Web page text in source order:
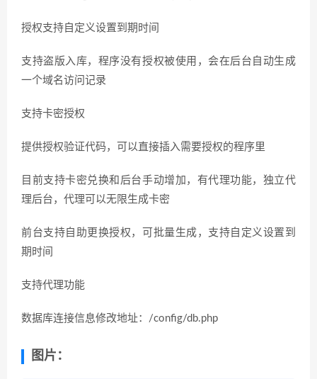
授权支持自定义设置到期时间
支持盗版入库，程序没有授权被使用，会在后台自动生成
一个域名访问记录
支持卡密授权
提供授权验证代码，可以直接插入需要授权的程序里
目前支持卡密兑换和后台手动增加，有代理功能，独立代
理后台，代理可以无限生成卡密
前台支持自助更换授权，可批量生成，支持自定义设置到
期时间
支持代理功能
数据库连接信息修改地址：/config/db.php
图片：